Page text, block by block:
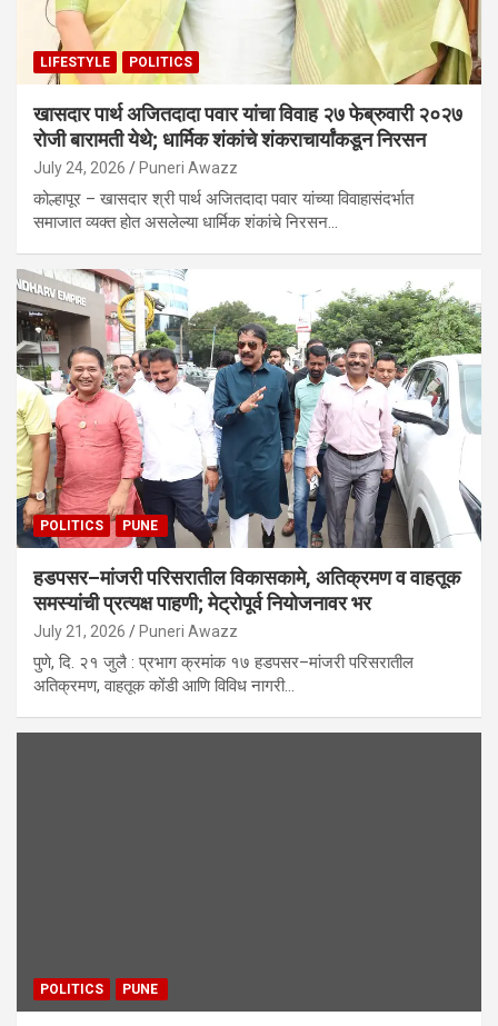
LIFESTYLE POLITICS
खासदार पार्थ अजितदादा पवार यांचा विवाह २७ फेब्रुवारी २०२७
रोजी बारामती येथे; धार्मिक शंकांचे शंकराचार्यांकडून निरसन
July 24, 2026 Puneri Awazz
कोल्हापूर – खासदार श्री पार्थ अजितदादा पवार यांच्या विवाहासंदर्भात
समाजात व्यक्त होत असलेल्या धार्मिक शंकांचे निरसन…
POLITICS PUNE
हडपसर–मांजरी परिसरातील विकासकामे, अतिक्रमण व वाहतूक
समस्यांची प्रत्यक्ष पाहणी; मेट्रोपूर्व नियोजनावर भर
July 21, 2026 Puneri Awazz
पुणे, दि. २१ जुलै : प्रभाग क्रमांक १७ हडपसर–मांजरी परिसरातील
अतिक्रमण, वाहतूक कोंडी आणि विविध नागरी…
POLITICS PUNE